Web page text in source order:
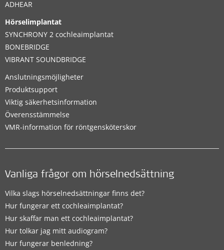
ADHEAR
Hörselimplantat
SYNCHRONY 2 cochleaimplantat
BONEBRIDGE
VIBRANT SOUNDBRIDGE
Anslutningsmöjligheter
Produktsupport
Viktig säkerhetsinformation
Överensstämmelse
VMR-information för röntgensköterskor
Vanliga frågor om hörselnedsättning
Vilka slags hörselnedsättningar finns det?
Hur fungerar ett cochleaimplantat?
Hur skaffar man ett cochleaimplantat?
Hur tolkar jag mitt audiogram?
Hur fungerar benledning?